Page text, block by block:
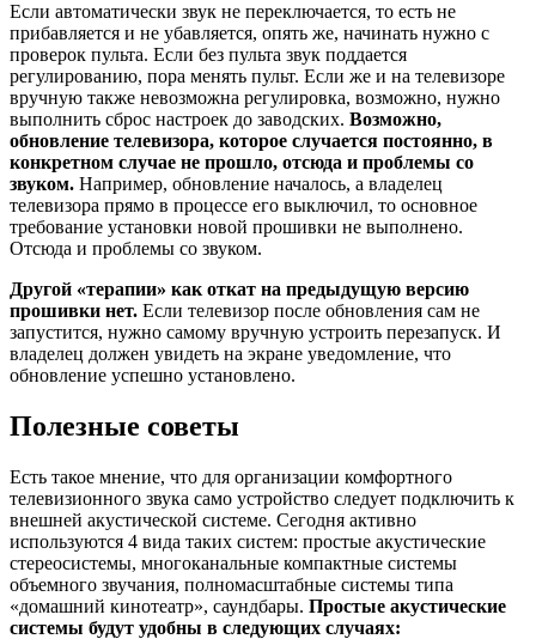
Если автоматически звук не переключается, то есть не
прибавляется и не убавляется, опять же, начинать нужно с
проверок пульта. Если без пульта звук поддается
регулированию, пора менять пульт. Если же и на телевизоре
вручную также невозможна регулировка, возможно, нужно
выполнить сброс настроек до заводских. Возможно,
обновление телевизора, которое случается постоянно, в
конкретном случае не прошло, отсюда и проблемы со
звуком. Например, обновление началось, а владелец
телевизора прямо в процессе его выключил, то основное
требование установки новой прошивки не выполнено.
Отсюда и проблемы со звуком.
Другой «терапии» как откат на предыдущую версию
прошивки нет. Если телевизор после обновления сам не
запустится, нужно самому вручную устроить перезапуск. И
владелец должен увидеть на экране уведомление, что
обновление успешно установлено.
Полезные советы
Есть такое мнение, что для организации комфортного
телевизионного звука само устройство следует подключить к
внешней акустической системе. Сегодня активно
используются 4 вида таких систем: простые акустические
стереосистемы, многоканальные компактные системы
объемного звучания, полномасштабные системы типа
«домашний кинотеатр», саундбары. Простые акустические
системы будут удобны в следующих случаях: